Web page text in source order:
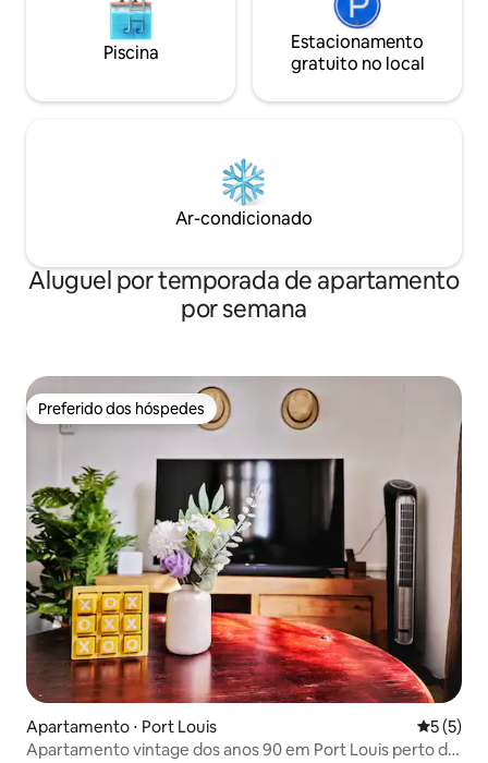
Piscina
Estacionamento
gratuito no local
Ar-condicionado
Aluguel por temporada de apartamento
por semana
Preferido dos hóspedes
Preferido dos hóspedes
Apartamento ⋅ Port Louis 5 de
5 (5)
Apartamento vintage dos anos 90 em Port Louis perto do